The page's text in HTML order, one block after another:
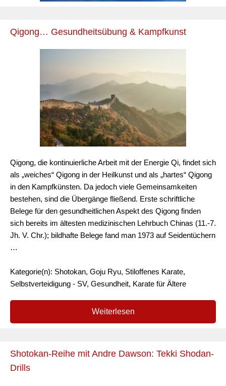
Qigong… Gesundheitsübung & Kampfkunst
Qigong, die kontinuierliche Arbeit mit der Energie Qi, findet sich
als „weiches“ Qigong in der Heilkunst und als „hartes“ Qigong
in den Kampfkünsten. Da jedoch viele Gemeinsamkeiten
bestehen, sind die Übergänge fließend. Erste schriftliche
Belege für den gesundheitlichen Aspekt des Qigong finden
sich bereits im ältesten medizinischen Lehrbuch Chinas (11.-7.
Jh. V. Chr.); bildhafte Belege fand man 1973 auf Seidentüchern
…
Kategorie(n): Shotokan, Goju Ryu, Stiloffenes Karate,
Selbstverteidigung - SV, Gesundheit, Karate für Ältere
Weiterlesen
Shotokan-Reihe mit Andre Dawson: Tekki Shodan-
Drills